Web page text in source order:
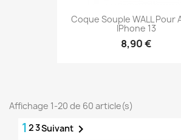
Coque Souple WALL Pour
IPhone 13
8,90 €
Affichage 1-20 de 60 article(s)
1 23Suivant 